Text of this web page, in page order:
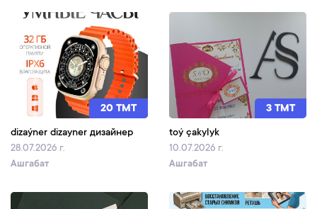
20 TMT
dizaýner dizayner дизайнер
28.07.2026 г.
Ашгабат
3 TMT
toý çakylyk
10.07.2026 г.
Ашгабат